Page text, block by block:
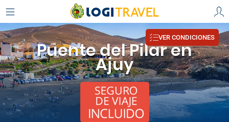
Puente del Pilar en
Ajuy
VER CONDICIONES